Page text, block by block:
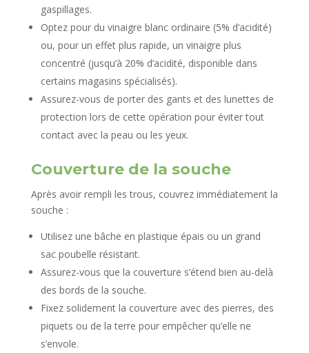
gaspillages.
Optez pour du vinaigre blanc ordinaire (5% d’acidité)
ou, pour un effet plus rapide, un vinaigre plus
concentré (jusqu’à 20% d’acidité, disponible dans
certains magasins spécialisés).
Assurez-vous de porter des gants et des lunettes de
protection lors de cette opération pour éviter tout
contact avec la peau ou les yeux.
Couverture de la souche
Après avoir rempli les trous, couvrez immédiatement la
souche :
Utilisez une bâche en plastique épais ou un grand
sac poubelle résistant.
Assurez-vous que la couverture s’étend bien au-delà
des bords de la souche.
Fixez solidement la couverture avec des pierres, des
piquets ou de la terre pour empêcher qu’elle ne
s’envole.